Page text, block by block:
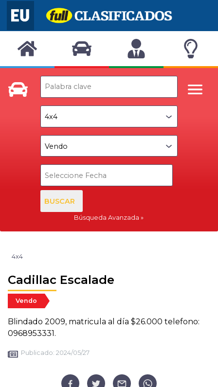
BUSCAR
Búsqueda Avanzada
4x4
Cadillac Escalade
Vendo
Blindado 2009, matricula al día $26.000 telefono:
0968953331.
Publicado: 2024/05/27